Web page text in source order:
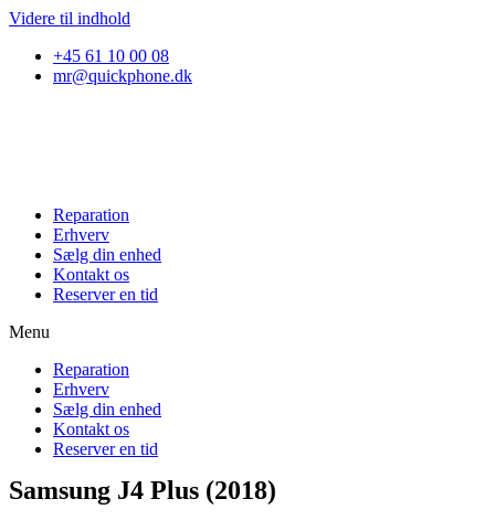
Videre til indhold
+45 61 10 00 08
mr@quickphone.dk
Reparation
Erhverv
Sælg din enhed
Kontakt os
Reserver en tid
Menu
Reparation
Erhverv
Sælg din enhed
Kontakt os
Reserver en tid
Samsung J4 Plus (2018)